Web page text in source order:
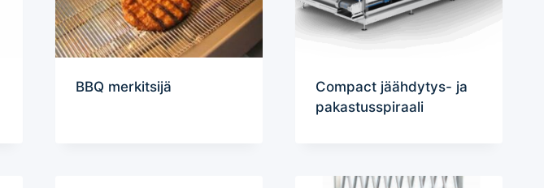
BBQ merkitsijä
Compact jäähdytys- ja
pakastusspiraali